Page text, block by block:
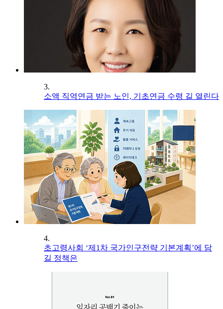
3.
소액 직역연금 받는 노인, 기초연금 수령 길 열린다
4.
초고령사회 ‘제1차 국가인구전략 기본계획’에 담
길 정책은